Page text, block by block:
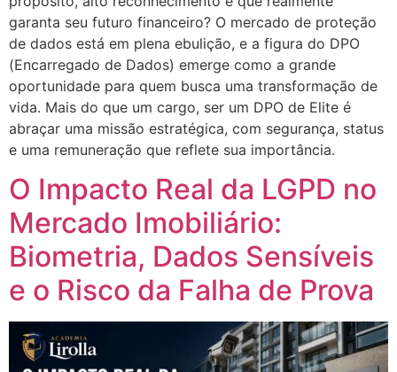
garanta seu futuro financeiro? O mercado de proteção
de dados está em plena ebulição, e a figura do DPO
(Encarregado de Dados) emerge como a grande
oportunidade para quem busca uma transformação de
vida. Mais do que um cargo, ser um DPO de Elite é
abraçar uma missão estratégica, com segurança, status
e uma remuneração que reflete sua importância.
O Impacto Real da LGPD no
Mercado Imobiliário:
Biometria, Dados Sensíveis
e o Risco da Falha de Prova